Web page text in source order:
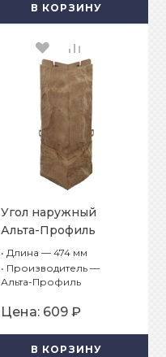
В КОРЗИНУ
Угол наружный
Альта-Профиль
Гранит Карпатский
• Длина — 474 мм
• Производитель —
Альта-Профиль
Цена: 609 ₽
В КОРЗИНУ